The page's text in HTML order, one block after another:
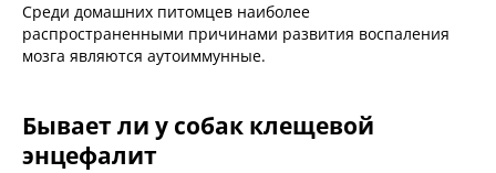
Среди домашних питомцев наиболее
распространенными причинами развития воспаления
мозга являются аутоиммунные.
Бывает ли у собак клещевой
энцефалит